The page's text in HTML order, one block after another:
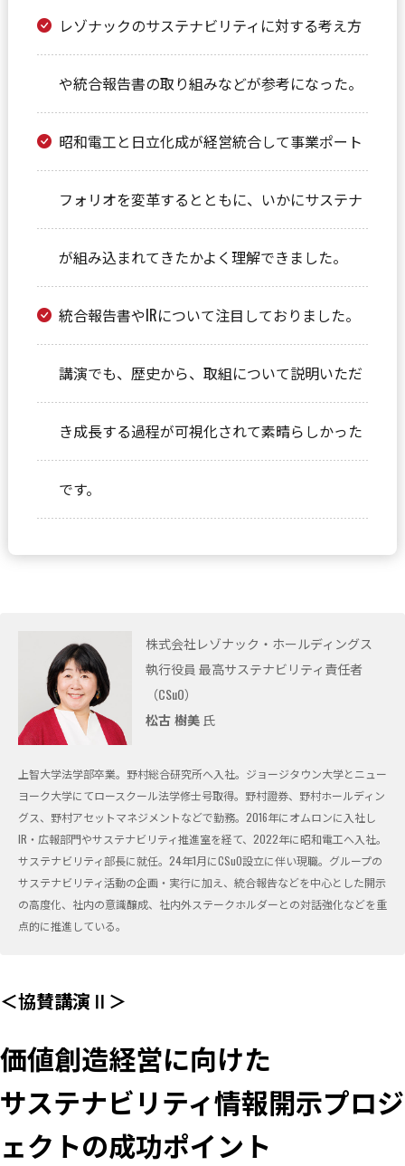
レゾナックのサステナビリティに対する考え方
や統合報告書の取り組みなどが参考になった。
昭和電工と日立化成が経営統合して事業ポート
フォリオを変革するとともに、いかにサステナ
が組み込まれてきたかよく理解できました。
統合報告書やIRについて注目しておりました。
講演でも、歴史から、取組について説明いただ
き成長する過程が可視化されて素晴らしかった
です。
株式会社レゾナック・ホールディングス
執行役員 最高サステナビリティ責任者
（CSuO）
松古 樹美氏
上智大学法学部卒業。野村総合研究所へ入社。ジョージタウン大学とニュー
ヨーク大学にてロースクール法学修士号取得。野村證券、野村ホールディン
グス、野村アセットマネジメントなどで勤務。2016年にオムロンに入社し
IR・広報部門やサステナビリティ推進室を経て、2022年に昭和電工へ入社。
サステナビリティ部長に就任。24年1月にCSuO設立に伴い現職。グループの
サステナビリティ活動の企画・実行に加え、統合報告などを中心とした開示
の高度化、社内の意識醸成、社内外ステークホルダーとの対話強化などを重
点的に推進している。
＜協賛講演Ⅱ＞
価値創造経営に向けた
サステナビリティ情報開示プロジ
ェクトの成功ポイント